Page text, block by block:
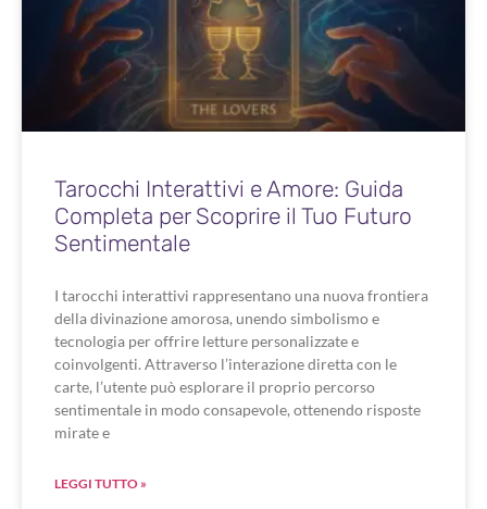
Tarocchi Interattivi e Amore: Guida
Completa per Scoprire il Tuo Futuro
Sentimentale
I tarocchi interattivi rappresentano una nuova frontiera
della divinazione amorosa, unendo simbolismo e
tecnologia per offrire letture personalizzate e
coinvolgenti. Attraverso l’interazione diretta con le
carte, l’utente può esplorare il proprio percorso
sentimentale in modo consapevole, ottenendo risposte
mirate e
LEGGI TUTTO »